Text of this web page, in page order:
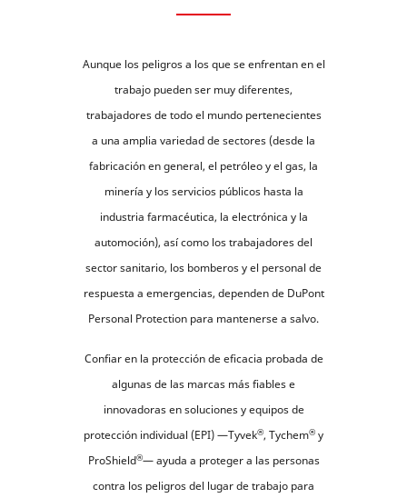
Aunque los peligros a los que se enfrentan en el
trabajo pueden ser muy diferentes,
trabajadores de todo el mundo pertenecientes
a una amplia variedad de sectores (desde la
fabricación en general, el petróleo y el gas, la
minería y los servicios públicos hasta la
industria farmacéutica, la electrónica y la
automoción), así como los trabajadores del
sector sanitario, los bomberos y el personal de
respuesta a emergencias, dependen de DuPont
Personal Protection para mantenerse a salvo.
Confiar en la protección de eficacia probada de
algunas de las marcas más fiables e
innovadoras en soluciones y equipos de
protección individual (EPI) —Tyvek®, Tychem® y
ProShield®— ayuda a proteger a las personas
contra los peligros del lugar de trabajo para